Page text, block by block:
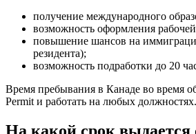
получение международного
возможность оформления
повышение шансов на
резидента);
возможность подработки до 20
Время пребывания в Канаде во время
Permit и работать на любых